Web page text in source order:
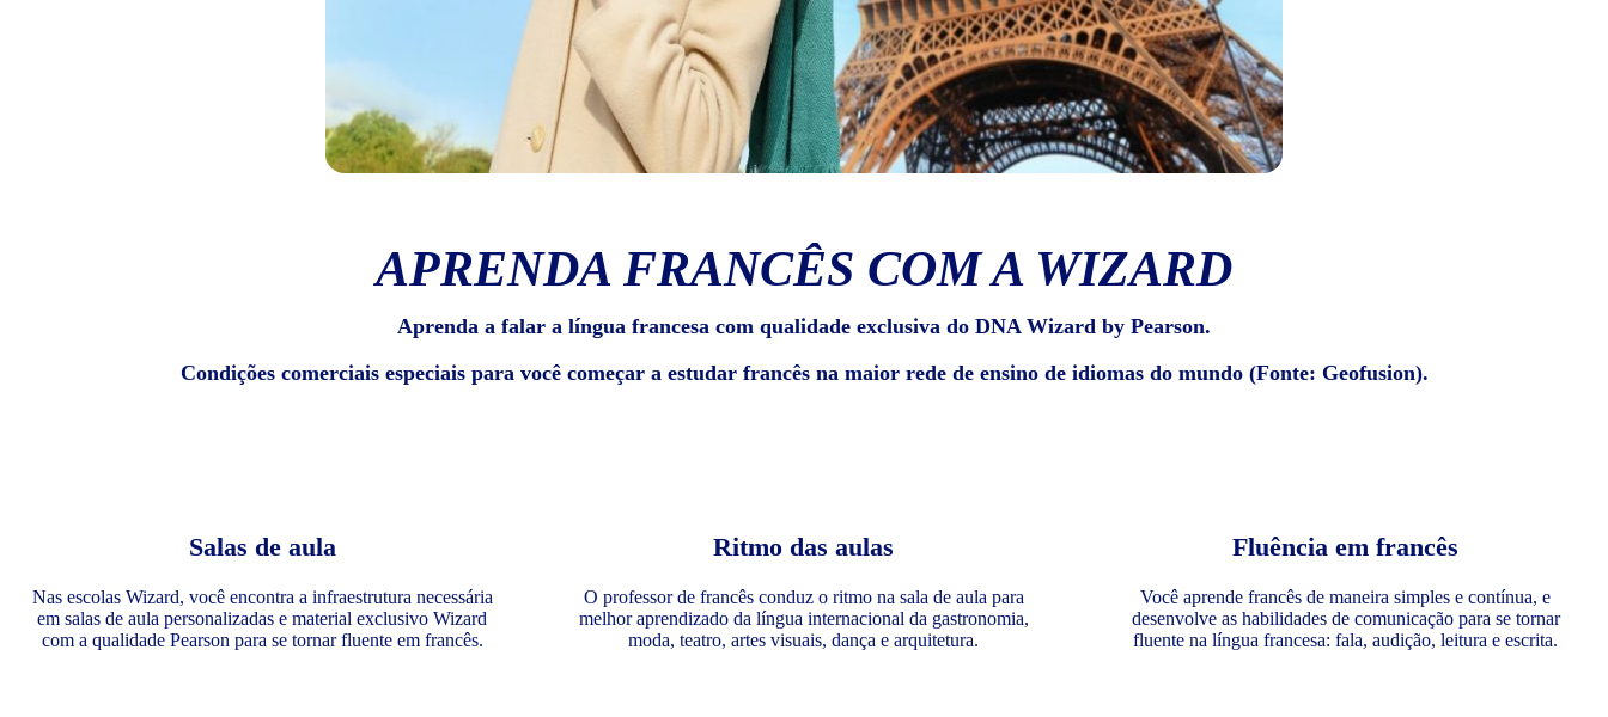
APRENDA FRANCÊS COM A WIZARD
Aprenda a falar a língua francesa com qualidade exclusiva do DNA Wizard by Pearson.
Condições comerciais especiais para você começar a estudar francês na maior rede de ensino de idiomas do mundo (Fonte: Geofusion).
Salas de aula
Nas escolas Wizard, você encontra a infraestrutura necessária
em salas de aula personalizadas e material exclusivo Wizard
com a qualidade Pearson para se tornar fluente em francês.
Ritmo das aulas
O professor de francês conduz o ritmo na sala de aula para
melhor aprendizado da língua internacional da gastronomia,
moda, teatro, artes visuais, dança e arquitetura.
Fluência em francês
Você aprende francês de maneira simples e contínua, e
desenvolve as habilidades de comunicação para se tornar
fluente na língua francesa: fala, audição, leitura e escrita.